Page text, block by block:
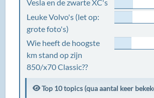
Vesla en de zwarte XC's
Leuke Volvo's (let op:
grote foto's)
Wie heeft de hoogste
km stand op zijn
850/x70 Classic??
Top 10 topics (qua aantal keer